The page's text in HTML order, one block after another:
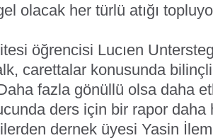
olacak her türlü atığı
öğrencisi Lucıen
carettalar konusunda
fazla gönüllü olsa daha
ders için bir rapor daha
dernek üyesi Yasin